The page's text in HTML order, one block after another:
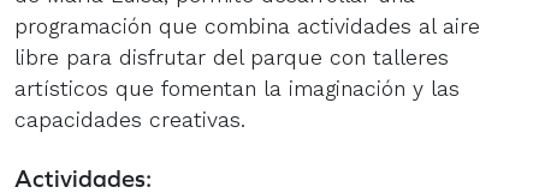
programación que combina actividades al aire
libre para disfrutar del parque con talleres
artísticos que fomentan la imaginación y las
capacidades creativas.
Actividades: